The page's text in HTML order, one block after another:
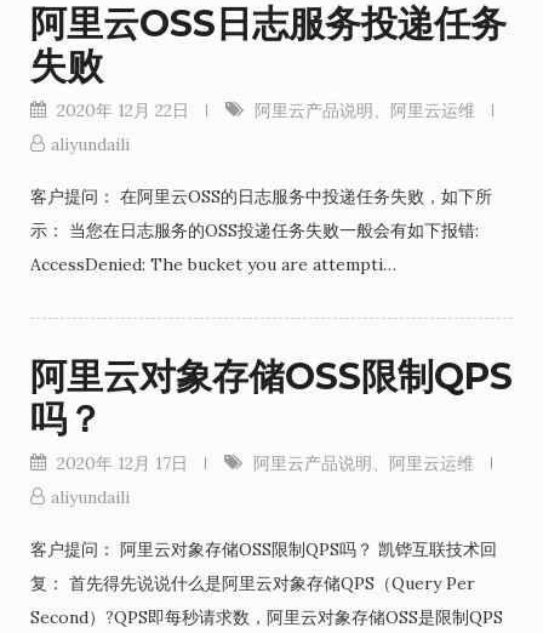
阿里云OSS日志服务投递任务
失败
2020年 12月 22日 阿里云产品说明、 阿里云运维
aliyundaili
客户提问： 在阿里云OSS的日志服务中投递任务失败，如下所
示： 当您在日志服务的OSS投递任务失败一般会有如下报错:
AccessDenied: The bucket you are attempti…
阿里云对象存储OSS限制QPS
吗？
2020年 12月 17日 阿里云产品说明、 阿里云运维
aliyundaili
客户提问： 阿里云对象存储OSS限制QPS吗？ 凯铧互联技术回
复： 首先得先说说什么是阿里云对象存储QPS（Query Per
Second）?QPS即每秒请求数，阿里云对象存储OSS是限制QPS